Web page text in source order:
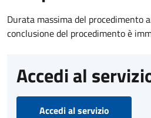
Durata massima del procedimento
conclusione del procedimento è
Accedi al
Accedi al servizio